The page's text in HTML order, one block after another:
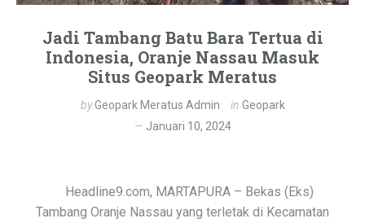
Jadi Tambang Batu Bara Tertua di
Indonesia, Oranje Nassau Masuk
Situs Geopark Meratus
byGeopark Meratus Admin in Geopark
Januari 10, 2024
Headline9.com, MARTAPURA – Bekas (Eks)
Tambang Oranje Nassau yang terletak di Kecamatan